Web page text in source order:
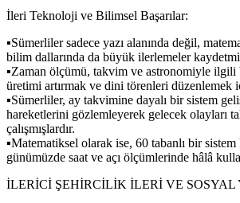
İleri Teknoloji ve Bilimsel Başarılar:
▪Sümerliler sadece yazı alanında değil,
bilim dallarında da büyük ilerlemeler
▪Zaman ölçümü, takvim ve astronomiyle ilgili
üretimi artırmak ve dini törenleri düzenlemek
▪Sümerliler, ay takvimine dayalı bir sistem
hareketlerini gözlemleyerek gelecek olayları
çalışmışlardır.
▪Matematiksel olarak ise, 60 tabanlı bir
günümüzde saat ve açı ölçümlerinde hâlâ
İLERİCİ ŞEHİRCİLİK İLERİ VE SOSYAL